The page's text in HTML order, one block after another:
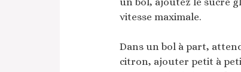
vitesse maximale.
Dans un bol à part,
citron, ajouter petit à